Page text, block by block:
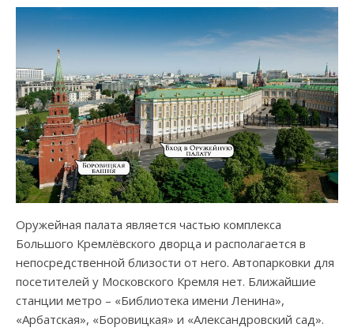
Оружейная палата является частью комплекса
Большого Кремлёвского дворца и располагается в
непосредственной близости от него. Автопарковки для
посетителей у Московского Кремля нет. Ближайшие
станции метро – «Библиотека имени Ленина»,
«Арбатская», «Боровицкая» и «Александровский сад».